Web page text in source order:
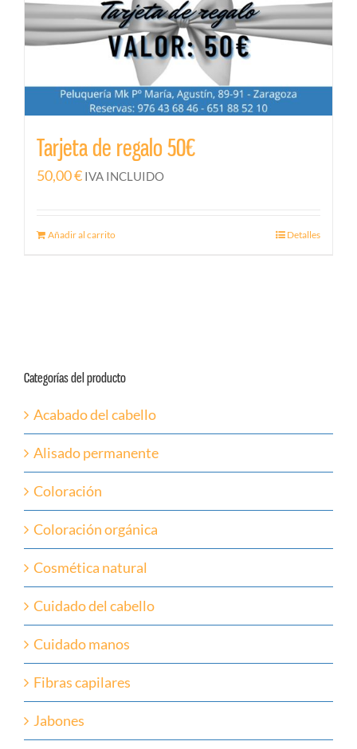
Tarjeta de regalo 50€
50,00€ IVA INCLUIDO
Añadir al carrito Detalles
Categorías del producto
Acabado del cabello
Alisado permanente
Coloración
Coloración orgánica
Cosmética natural
Cuidado del cabello
Cuidado manos
Fibras capilares
Jabones